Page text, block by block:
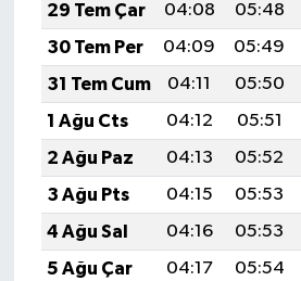
29 Tem Çar
04:08 05:48
30 Tem Per
04:09 05:49
31 Tem Cum
04:11 05:50
1 Ağu Cts
04:12 05:51
2 Ağu Paz
04:13 05:52
3 Ağu Pts
04:15 05:53
4 Ağu Sal
04:16 05:53
5 Ağu Çar
04:17 05:54